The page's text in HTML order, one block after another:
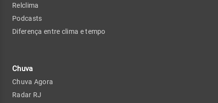
Relclima
Podcasts
Diferença entre clima e tempo
Chuva
Chuva Agora
Radar RJ